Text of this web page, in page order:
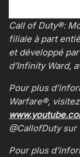
Call of Duty®:
filiale à part
et développé
d’Infinity Ward,
Pour plus
Warfare®, visitez
@CallofDuty
Pour plus